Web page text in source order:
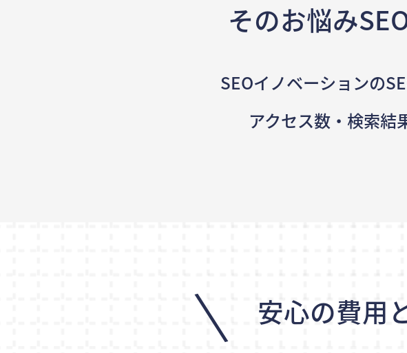
そのお悩み
SEOイノベーションの
アクセス数・検索結
\ 安心の費用